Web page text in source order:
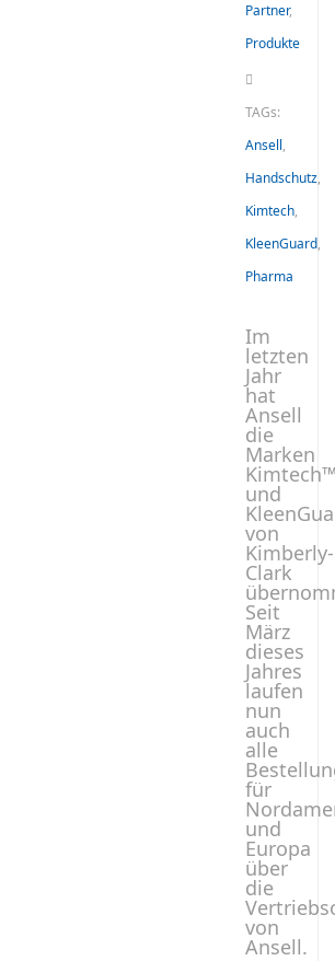
Partner,
Produkte
TAGs:
Ansell,
Handschutz,
Kimtech,
KleenGuard,
Pharma
Im
letzten
Jahr
hat
Ansell
die
Marken
und
von
Kimberly-
Clark
Seit
März
dieses
Jahres
laufen
nun
auch
alle
für
und
Europa
über
die
von
Ansell.